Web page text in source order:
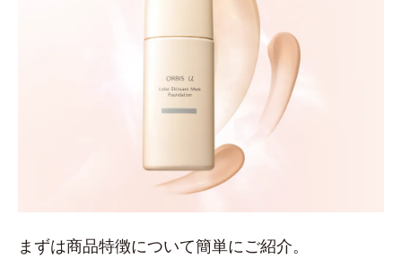
まずは商品特徴について簡単にご紹介。